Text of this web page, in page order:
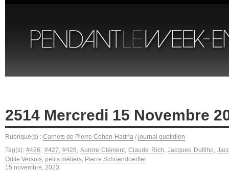
2514 Mercredi 15 Novembre
Rubrique(s) : Carnets de Pierre Cohen-Hadria / journal quotidien
Tag(s):#426, #427,#428, Aurore Clément,Claude Rich,Jacques Dufilho,
Odile Versois, petits métiers, Pierre Schoendoerffer
15 novembre, 2023